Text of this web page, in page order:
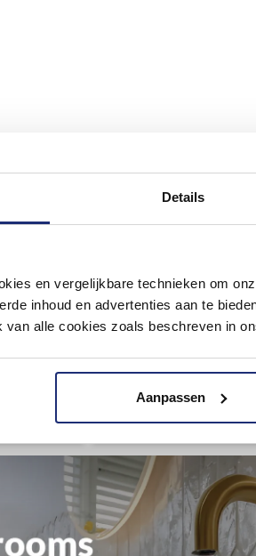
Details
en vergelijkbare technieken om
inhoud en advertenties aan te
van alle cookies zoals beschreven in
Aanpassen
op Instagram met
omgeving vol met unieke